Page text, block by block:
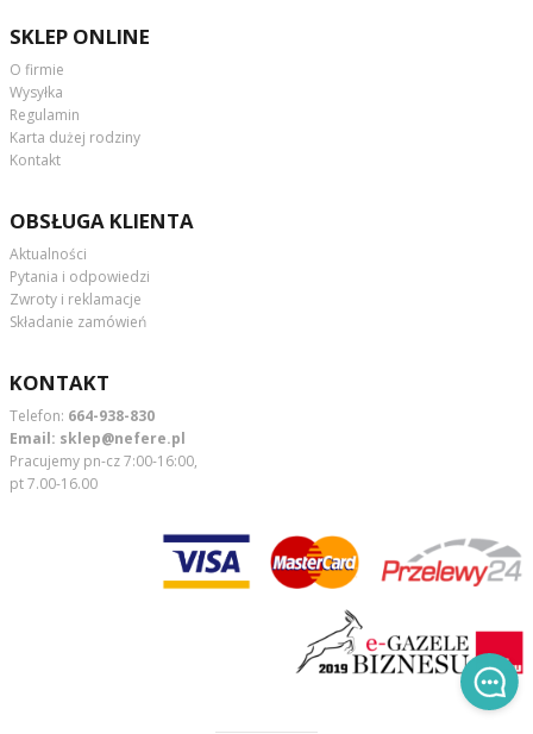
SKLEP ONLINE
O firmie
Wysyłka
Regulamin
Karta dużej rodziny
Kontakt
OBSŁUGA KLIENTA
Aktualności
Pytania i odpowiedzi
Zwroty i reklamacje
Składanie zamówień
KONTAKT
Telefon: 664-938-830
Email: sklep@nefere.pl
Pracujemy pn-cz 7:00-16:00,
pt 7.00-16.00